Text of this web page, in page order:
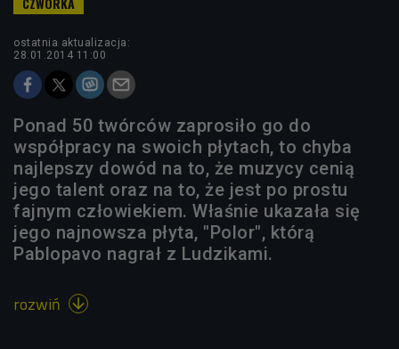
ostatnia aktualizacja:
28.01.2014 11:00
Ponad 50 twórców zaprosiło go do
współpracy na swoich płytach, to chyba
najlepszy dowód na to, że muzycy cenią
jego talent oraz na to, że jest po prostu
fajnym człowiekiem. Właśnie ukazała się
jego najnowsza płyta, "Polor", którą
Pablopavo nagrał z Ludzikami.
rozwiń 